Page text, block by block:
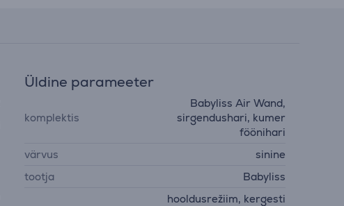
Üldine parameeter
komplektis
Babyliss Air Wand,
sirgendushari, kumer
föönihari
värvus
sinine
tootja
Babyliss
hooldusrežiim, kergesti